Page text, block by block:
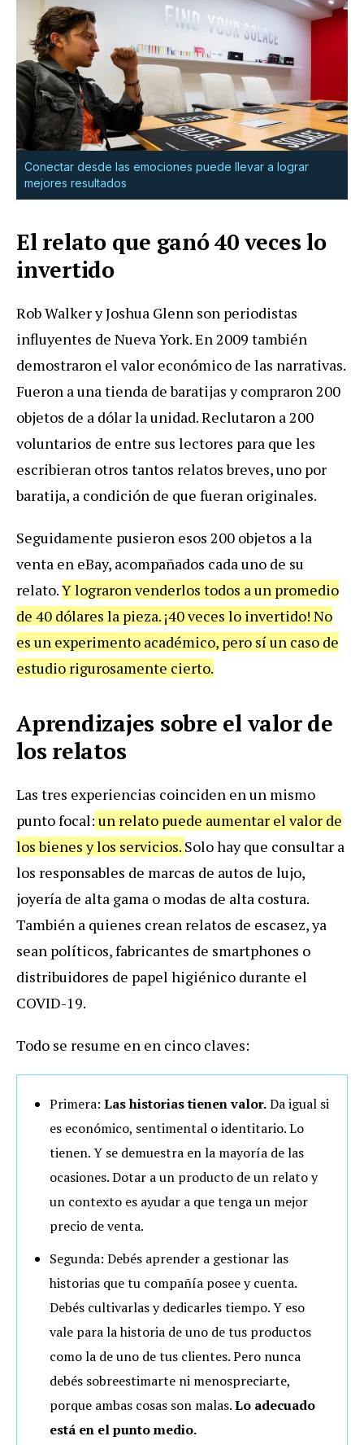
Conectar desde las emociones puede llevar a lograr
mejores resultados
El relato que ganó 40 veces lo
invertido
Rob Walker y Joshua Glenn son periodistas
influyentes de Nueva York. En 2009 también
demostraron el valor económico de las narrativas.
Fueron a una tienda de baratijas y compraron 200
objetos de a dólar la unidad. Reclutaron a 200
voluntarios de entre sus lectores para que les
escribieran otros tantos relatos breves, uno por
baratija, a condición de que fueran originales.
Seguidamente pusieron esos 200 objetos a la
venta en eBay, acompañados cada uno de su
relato.Y lograron venderlos todos a un promedio
de 40 dólares la pieza. ¡40 veces lo invertido! No
es un experimento académico, pero sí un caso de
estudio rigurosamente cierto.
Aprendizajes sobre el valor de
los relatos
Las tres experiencias coinciden en un mismo
punto focal: un relato puede aumentar el valor de
los bienes y los servicios. Solo hay que consultar a
los responsables de marcas de autos de lujo,
joyería de alta gama o modas de alta costura.
También a quienes crean relatos de escasez, ya
sean políticos, fabricantes de smartphones o
distribuidores de papel higiénico durante el
COVID-19.
Todo se resume en en cinco claves:
Primera: Las historias tienen valor.Da igual si
es económico, sentimental o identitario. Lo
tienen. Y se demuestra en la mayoría de las
ocasiones. Dotar a un producto de un relato y
un contexto es ayudar a que tenga un mejor
precio de venta.
Segunda: Debés aprender a gestionar las
historias que tu compañía posee y cuenta.
Debés cultivarlas y dedicarles tiempo. Y eso
vale para la historia de uno de tus productos
como la de uno de tus clientes. Pero nunca
debés sobreestimarte ni menospreciarte,
porque ambas cosas son malas.Lo adecuado
está en el punto medio.